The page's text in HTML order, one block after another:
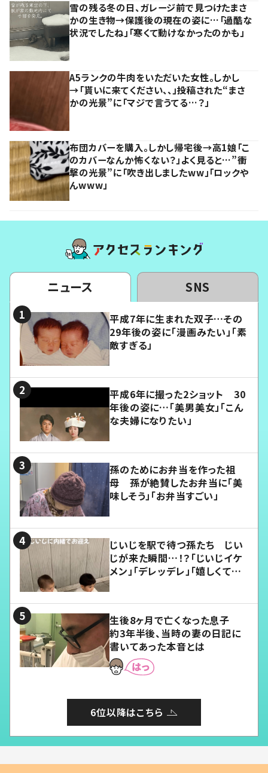
雪の残る冬の日、ガレージ前で見つけたまさ
かの生き物→保護後の現在の姿に…「過酷な
状況でしたね」「寒くて動けなかったのかも」
A5ランクの牛肉をいただいた女性。しかし
→「貰いに来てください、、」投稿された“まさ
かの光景”に「マジで言うてる…？」
布団カバーを購入。しかし帰宅後→高1娘「こ
のカバーなんか怖くない？」よく見ると…”衝
撃の光景”に「吹き出しましたww」「ロックや
んwww」
ニュース SNS
平成7年に生まれた双子…その
29年後の姿に「漫画みたい」「素
敵すぎる」
平成6年に撮った2ショット 30
年後の姿に…「美男美女」「こん
な夫婦になりたい」
孫のためにお弁当を作った祖
母 孫が絶賛したお弁当に「美
味しそう」「お弁当すごい」
じいじを駅で待つ孫たち じい
じが来た瞬間…！？「じいじイケ
メン」「デレッデレ」「嬉しくて可
生後8ヶ月で亡くなった息子
約3年半後、当時の妻の日記に
書いてあった本音とは
6位以降はこちら